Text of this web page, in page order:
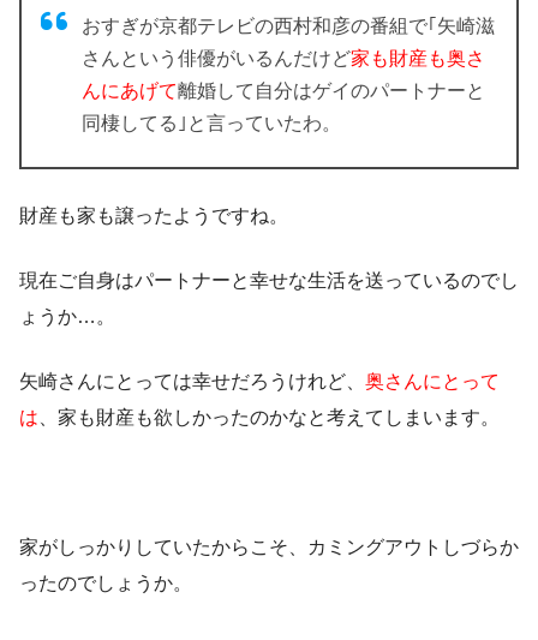
おすぎが京都テレビの西村和彦の番組で｢矢崎滋
さんという俳優がいるんだけど家も財産も奥さ
んにあげて離婚して自分はゲイのパートナーと
同棲してる｣と言っていたわ。
財産も家も譲ったようですね。
現在ご自身はパートナーと幸せな生活を送っているのでし
ょうか…。
矢崎さんにとっては幸せだろうけれど、 奥さんにとって
は 、家も財産も欲しかったのかなと考えてしまいます。
家がしっかりしていたからこそ、カミングアウトしづらか
ったのでしょうか。